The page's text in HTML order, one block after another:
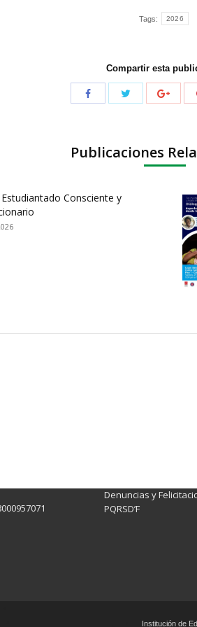
Tags: 2026
Compartir esta
Publicaciones
Consciente y
Denuncias y
PQRSD’F
Institución de